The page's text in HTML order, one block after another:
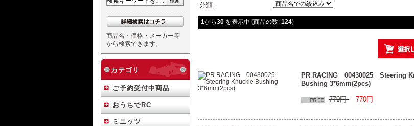
商品名・価格・メーカー等
から検索できます。
カテゴリ
ご予約受付中商品
おうちでRC
ミニッツ
分類:
1から30を表示中 (商品の数: 124)
PR RACING 00430025 Steering
Bushing 3*6mm(2pcs)
770円 770円